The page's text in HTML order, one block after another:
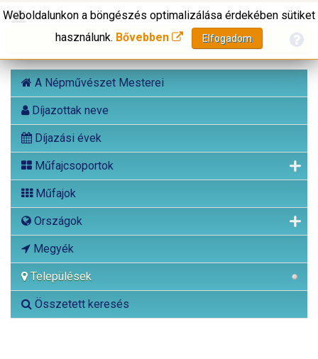
A Népművészet Mesterei
Díjazottak neve
Díjazási évek
Műfajcsoportok
Műfajok
Országok
Megyék
Települések
Összetett keresés
Weboldalunkon a böngészés optimalizálása érdekében sütiket
használunk. Bővebben Elfogadom